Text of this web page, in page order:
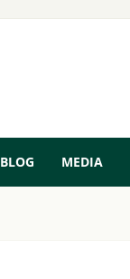
BLOG MEDIA